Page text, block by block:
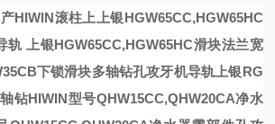
HIWIN滚柱 上 上银HGW65CC,HGW65HC
轨
上银HGW65CC,HGW65HC滑块法兰宽
下锁滑块多轴钻孔攻牙机导轨 上银RG
钻HIWIN型号QHW15CC,QHW20CA净水